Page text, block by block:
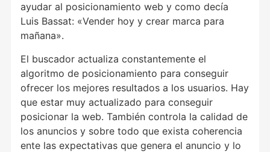
ayudar al posicionamiento web y como decía
Luis Bassat: «Vender hoy y crear marca para
mañana».
El buscador actualiza constantemente el
algoritmo de posicionamiento para conseguir
ofrecer los mejores resultados a los usuarios. Hay
que estar muy actualizado para conseguir
posicionar la web. También controla la calidad de
los anuncios y sobre todo que exista coherencia
ente las expectativas que genera el anuncio y lo